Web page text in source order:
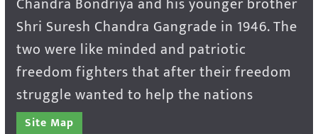
Shri Suresh Chandra Gangrade in 1946. The
two were like minded and patriotic
freedom fighters that after their freedom
struggle wanted to help the nations
Site Map